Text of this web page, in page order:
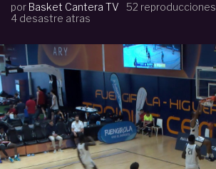
por Basket Cantera TV
52 reproducciones
4 desastre atras